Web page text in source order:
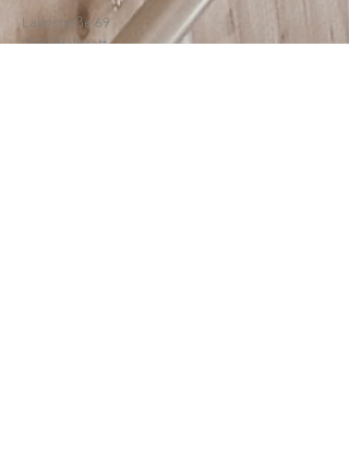
Lahnstraße 69
4830 Hallstatt